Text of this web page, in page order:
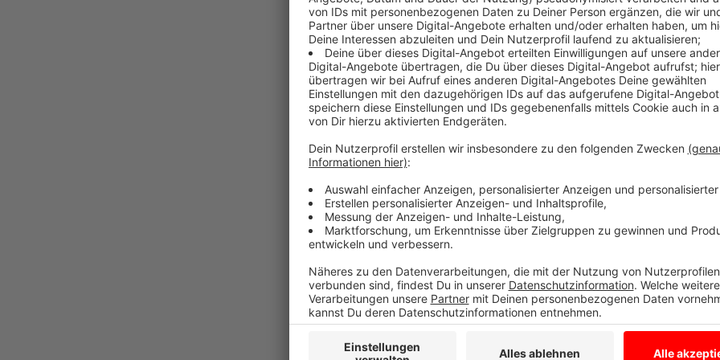
Comedy
Von Null auf Potting: "Spülmaschine"
Es gibt diese Dinge im Leben, die können uns zur
Schneefall. Eiskratzen am frühen Morgen. Leute,
seltsame Wörter benutzen. Wo andere sich vor
ziehen oder ihren Kopf gegen die Wand hauen
Potting ein Karussell los. Irgendwo zwischen wirren
Alltagsbeobachtung. Ein bisschen ausgeflippt,